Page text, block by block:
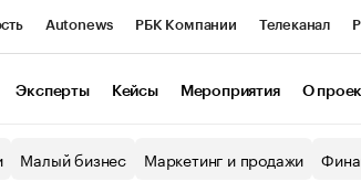
Autonews РБК Компании Телеканал
Экономика Бизнес
Эксперты Кейсы Мероприятия О
Малый бизнес Маркетинг и продажи